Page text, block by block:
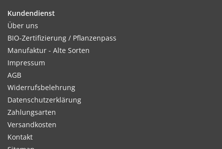
Kundendienst
Über uns
BIO-Zertifizierung / Pflanzenpass
Manufaktur - Alte Sorten
Impressum
AGB
Widerrufsbelehrung
Datenschutzerklärung
Zahlungsarten
Versandkosten
Kontakt